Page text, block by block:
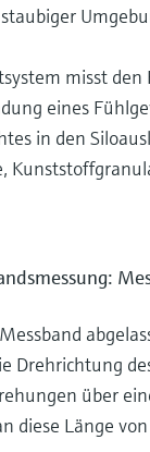
misst
eines
in den
Drehrichtung
über
diese Länge